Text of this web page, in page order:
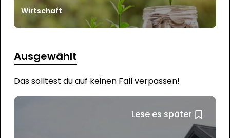
Wirtschaft
Ausgewählt
Das solltest du auf keinen Fall verpassen!
Lese es später